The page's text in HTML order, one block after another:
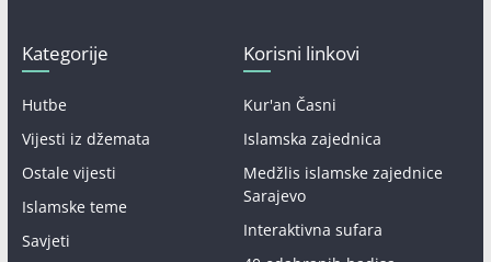
Kategorije
Hutbe
Vijesti iz džemata
Ostale vijesti
Islamske teme
Savjeti
Korisni linkovi
Kur'an Časni
Islamska zajednica
Medžlis islamske zajednice
Sarajevo
Interaktivna sufara